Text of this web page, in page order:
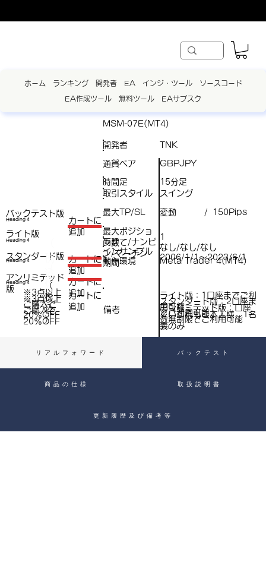
ホーム ランキング 開発者 EA インジ・ツール ソースコード
EA作成ツール 無料ツール EAサブスク
バックテスト版
スタンダード版
アンリミテッド
版
MSM-07E(MT4)
開発者 TNK
最大ポジショ
ン数
1
Heading 4
​カートに
追加
税
込
）
Heading 4
​カートに
追加
Heading 4
※3点以上
ご購入で​
20％OFF
税
込
）
​カートに
追加
Heading 4
（
税
込
）
※3点以上
ご購入で​
20％OFF
​カートに
追加
ライト版
通貨ペア GBPJPY
取引スタイル スイング
最大TP/SL 変動 / 150Pips
両建て/ナンピ
ン/マーチン
なし/なし/なし
インサンプル
期間
2006/1/1～2023/6/1
動作環境 Meta Trader 4(MT4)
時間足 15分足
備考
ライト版：1口座までご利
用可能
スタンダード版：2口座ま
でご利用可能
アンリミテッド版：口座
数無制限でご利用可能
※いずれもご本人様、1名
義のみ
リアルフォワード バックテスト
商品の仕様 取扱説明書
更新履歴及び備考等